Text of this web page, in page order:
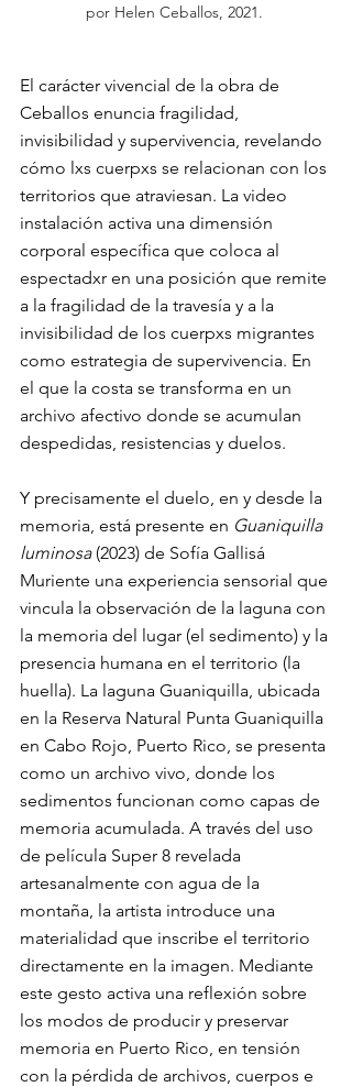
por Helen Ceballos, 2021.
El carácter vivencial de la obra de
Ceballos enuncia fragilidad,
invisibilidad y supervivencia, revelando
cómo lxs cuerpxs se relacionan con los
territorios que atraviesan. La video
instalación activa una dimensión
corporal específica que coloca al
espectadxr en una posición que remite
a la fragilidad de la travesía y a la
invisibilidad de los cuerpxs migrantes
como estrategia de supervivencia. En
el que la costa se transforma en un
archivo afectivo donde se acumulan
despedidas, resistencias y duelos.
Y precisamente el duelo, en y desde la
memoria, está presente en Guaniquilla
luminosa (2023) de Sofía Gallisá
Muriente una experiencia sensorial que
vincula la observación de la laguna con
la memoria del lugar (el sedimento) y la
presencia humana en el territorio (la
huella). La laguna Guaniquilla, ubicada
en la Reserva Natural Punta Guaniquilla
en Cabo Rojo, Puerto Rico, se presenta
como un archivo vivo, donde los
sedimentos funcionan como capas de
memoria acumulada. A través del uso
de película Super 8 revelada
artesanalmente con agua de la
montaña, la artista introduce una
materialidad que inscribe el territorio
directamente en la imagen. Mediante
este gesto activa una reflexión sobre
los modos de producir y preservar
memoria en Puerto Rico, en tensión
con la pérdida de archivos, cuerpos e